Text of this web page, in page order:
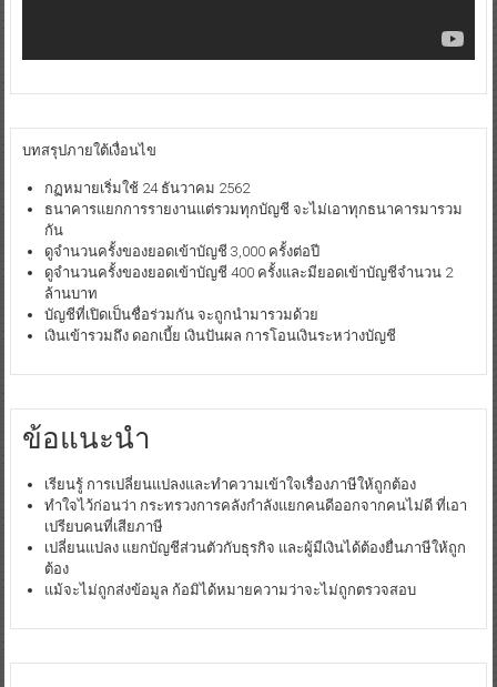
บทสรุปภายใต้เงื่อนไข
กฏหมายเริ่มใช้ 24 ธันวาคม 2562
ธนาคารแยกการรายงานแต่รวมทุกบัญชี จะไม่เอาทุกธนาคารมารวม
กัน
ดูจำนวนครั้งของยอดเข้าบัญชี 3,000 ครั้งต่อปี
ดูจำนวนครั้งของยอดเข้าบัญชี 400 ครั้งและมียอดเข้าบัญชีจำนวน 2
ล้านบาท
บัญชีที่เปิดเป็นชื่อร่วมกัน จะถูกนำมารวมด้วย
เงินเข้ารวมถึง ดอกเบี้ย เงินปันผล การโอนเงินระหว่างบัญชี
ข้อแนะนำ
เรียนรู้ การเปลี่ยนแปลงและทำความเข้าใจเรื่องภาษีให้ถูกต้อง
ทำใจไว้ก่อนว่า กระทรวงการคลังกำลังแยกคนดีออกจากคนไม่ดี ที่เอา
เปรียบคนที่เสียภาษี
เปลี่ยนแปลง แยกบัญชีส่วนตัวกับธุรกิจ และผู้มีเงินได้ต้องยื่นภาษีให้ถูก
ต้อง
แม้จะไม่ถูกส่งข้อมูล ก้อมิได้หมายความว่าจะไม่ถูกตรวจสอบ